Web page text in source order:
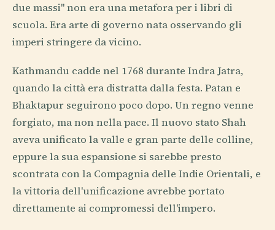
due massi" non era una metafora per i libri di
scuola. Era arte di governo nata osservando gli
imperi stringere da vicino.
Kathmandu cadde nel 1768 durante Indra Jatra,
quando la città era distratta dalla festa. Patan e
Bhaktapur seguirono poco dopo. Un regno venne
forgiato, ma non nella pace. Il nuovo stato Shah
aveva unificato la valle e gran parte delle colline,
eppure la sua espansione si sarebbe presto
scontrata con la Compagnia delle Indie Orientali, e
la vittoria dell'unificazione avrebbe portato
direttamente ai compromessi dell'impero.